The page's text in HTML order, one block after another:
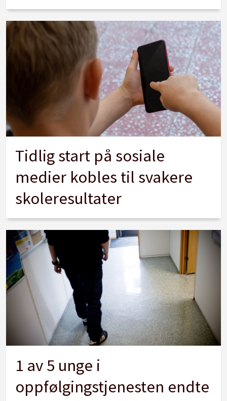
Tidlig start på sosiale
medier kobles til svakere
skoleresultater
1 av 5 unge i
oppfølgingstjenesten endte